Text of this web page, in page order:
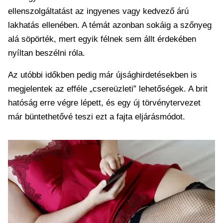
ellenszolgáltatást az ingyenes vagy kedvező árú
lakhatás ellenében. A témát azonban sokáig a szőnyeg
alá söpörték, mert egyik félnek sem állt érdekében
nyíltan beszélni róla.
Az utóbbi időkben pedig már újsághirdetésekben is
megjelentek az efféle „csereüzleti” lehetőségek. A brit
hatóság erre végre lépett, és egy új törvénytervezet
már büntethetővé teszi ezt a fajta eljárásmódot.